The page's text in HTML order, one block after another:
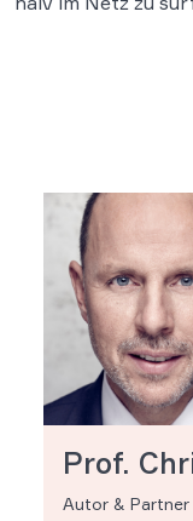
Prof.
Autor & Partner